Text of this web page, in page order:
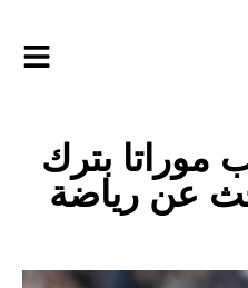
موراتا بترك
عن رياضة